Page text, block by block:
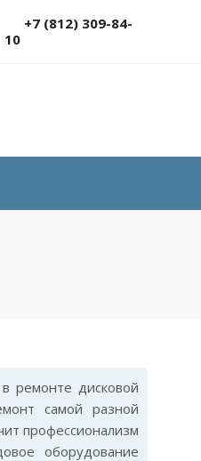
+7 (812) 309-84-
10
ремонте дисковой
самой разной
профессионализм
оборудование